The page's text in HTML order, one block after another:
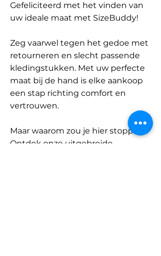
Gefeliciteerd met het vinden van
uw ideale maat met SizeBuddy!
Zeg vaarwel tegen het gedoe met
retourneren en slecht passende
kledingstukken. Met uw perfecte
maat bij de hand is elke aankoop
een stap richting comfort en
vertrouwen.
Maar waarom zou je hier stoppen?
Ontdek onze uitgebreide